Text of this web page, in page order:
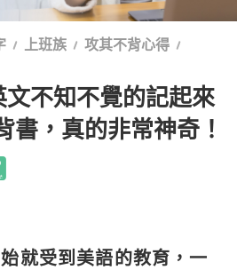
上班族
攻其不背心得
不知不覺的記起來
書，真的非常神奇！
就受到美語的教育，一